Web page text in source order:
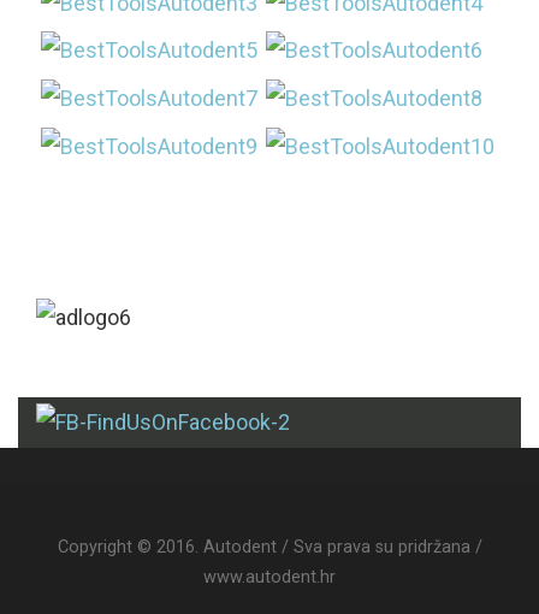
Copyright © 2016. Autodent / Sva prava su pridržana /
www.autodent.hr